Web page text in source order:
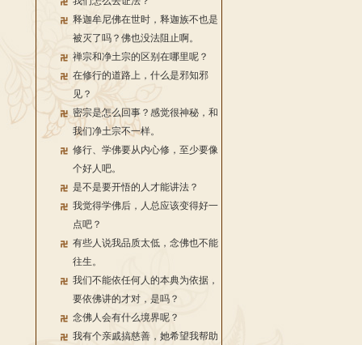
释迦牟尼佛在世时，释迦族不也是
被灭了吗？佛也没法阻止啊。
禅宗和净土宗的区别在哪里呢？
在修行的道路上，什么是邪知邪
见？
密宗是怎么回事？感觉很神秘，和
我们净土宗不一样。
修行、学佛要从内心修，至少要像
个好人吧。
是不是要开悟的人才能讲法？
我觉得学佛后，人总应该变得好一
点吧？
有些人说我品质太低，念佛也不能
往生。
我们不能依任何人的本典为依据，
要依佛讲的才对，是吗？
念佛人会有什么境界呢？
我有个亲戚搞慈善，她希望我帮助